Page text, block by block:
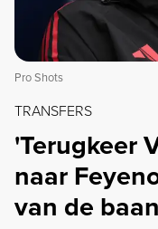
Pro Shots
TRANSFERS
'Terugkeer
naar
van de